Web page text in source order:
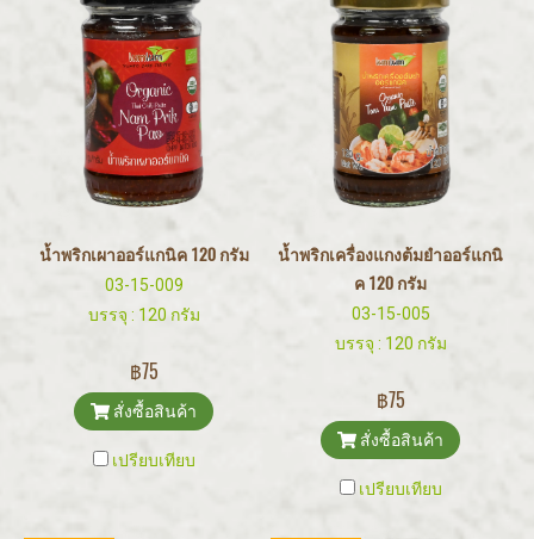
น้ำพริกเผาออร์แกนิค 120 กรัม
03-15-009
บรรจุ : 120 กรัม
฿75
สั่งซื้อสินค้า
เปรียบเทียบ
น้ำพริกเครื่องแกงต้มยำออร์แกนิ
ค 120 กรัม
03-15-005
บรรจุ : 120 กรัม
฿75
สั่งซื้อสินค้า
เปรียบเทียบ